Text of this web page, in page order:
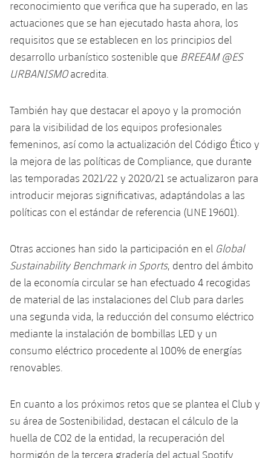
reconocimiento que verifica que ha superado, en las
actuaciones que se han ejecutado hasta ahora, los
requisitos que se establecen en los principios del
desarrollo urbanístico sostenible que BREEAM @ES
URBANISMOacredita.
También hay que destacar el apoyo y la promoción
para la visibilidad de los equipos profesionales
femeninos, así como la actualización del Código Ético y
la mejora de las políticas de Compliance, que durante
las temporadas 2021/22 y 2020/21 se actualizaron para
introducir mejoras significativas, adaptándolas a las
políticas con el estándar de referencia (UNE 19601).
Otras acciones han sido la participación en el Global
Sustainability Benchmark in Sports, dentro del ámbito
de la economía circular se han efectuado 4 recogidas
de material de las instalaciones del Club para darles
una segunda vida, la reducción del consumo eléctrico
mediante la instalación de bombillas LED y un
consumo eléctrico procedente al 100% de energías
renovables.
En cuanto a los próximos retos que se plantea el Club y
su área de Sostenibilidad, destacan el cálculo de la
huella de CO2 de la entidad, la recuperación del
hormigón de la tercera gradería del actual Spotify